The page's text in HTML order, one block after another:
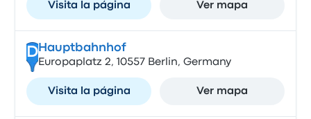
Visita la página Ver mapa
DHauptbahnhof
Europaplatz 2, 10557 Berlin, Germany
Visita la página Ver mapa